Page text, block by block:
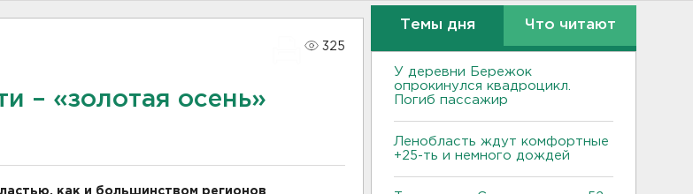
325
– «золотая осень»
как и большинством регионов
Темы дня Что читают
У деревни Бережок
опрокинулся квадроцикл.
Погиб пассажир
Ленобласть ждут комфортные
+25-ть и немного дождей